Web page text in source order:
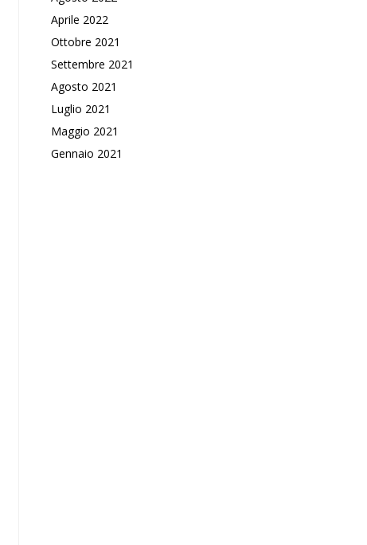
Aprile 2022
Ottobre 2021
Settembre 2021
Agosto 2021
Luglio 2021
Maggio 2021
Gennaio 2021